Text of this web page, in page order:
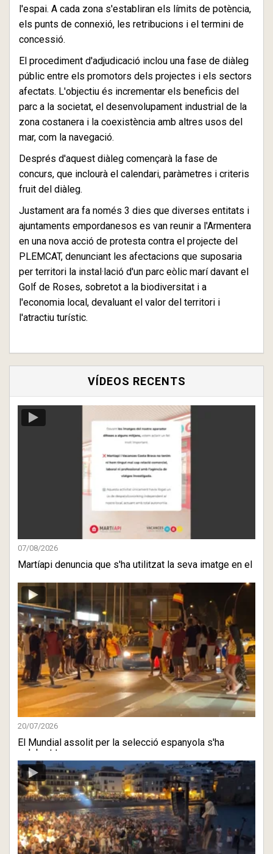
l'espai. A cada zona s'establiran els límits de potència,
els punts de connexió, les retribucions i el termini de
concessió.
El procediment d'adjudicació inclou una fase de diàleg
públic entre els promotors dels projectes i els sectors
afectats. L'objectiu és incrementar els beneficis del
parc a la societat, el desenvolupament industrial de la
zona costanera i la coexistència amb altres usos del
mar, com la navegació.
Després d'aquest diàleg començarà la fase de
concurs, que inclourà el calendari, paràmetres i criteris
fruit del diàleg.
Justament ara fa només 3 dies que diverses entitats i
ajuntaments empordanesos es van reunir a l'Armentera
en una nova acció de protesta contra el projecte del
PLEMCAT, denunciant les afectacions que suposaria
per territori la instal·lació d'un parc eòlic marí davant el
Golf de Roses, sobretot a la biodiversitat i a
l'economia local, devaluant el valor del territori i
l'atractiu turístic.
VÍDEOS RECENTS
07/08/2026
Martíapi denuncia que s'ha utilitzat la seva imatge en el
20/07/2026
El Mundial assolit per la selecció espanyola s'ha
celebrat tam ...